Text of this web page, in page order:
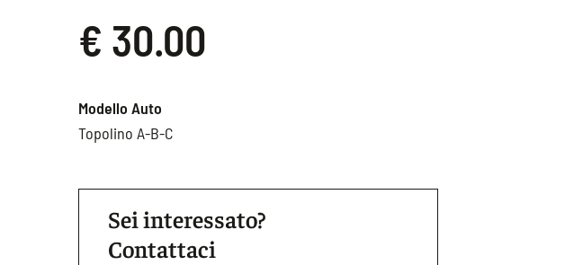
€ 30.00
Modello Auto
Topolino A-B-C
Sei interessato?
Contattaci